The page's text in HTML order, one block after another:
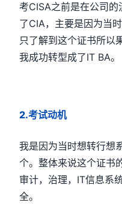
考CISA之前是在公司
了CIA，主要是因为当
只了解到这个证书所以
我成功转型成了IT BA。
2.考试动机
我是因为当时想转行想
个。整体来说这个证书
审计，治理，IT信息系
全。